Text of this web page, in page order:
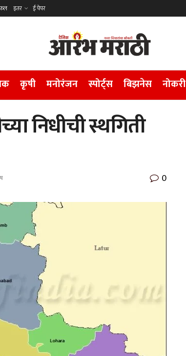
इतर ई पेपर
कृषी मनोरंजन स्पोर्ट्स बिझनेस नोकरी
निधीची स्थगिती
0